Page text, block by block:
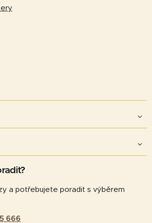
a potřebujete poradit s výběrem
666